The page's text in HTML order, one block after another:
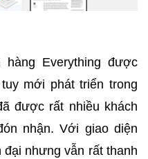
Everything được
mới phát triển trong
được rất nhiều khách
nhận. Với giao diện
nhưng vẫn rất thanh